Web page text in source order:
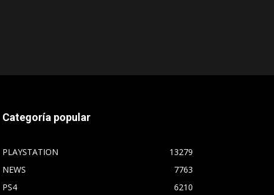
Categoría popular
PLAYSTATION
13279
NEWS
7763
PS4
6210